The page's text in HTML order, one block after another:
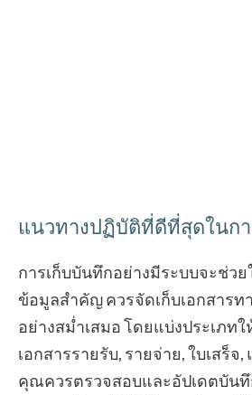
แนวทางปฏิบัติที่ดีที่สุดในก
การเก็บบันทึกอย่างมีระบบจะช่ว
ข้อมูลสำคัญ ควรจัดเก็บเอกสารท
อย่างสม่ำเสมอ โดยแบ่งประเภทใ
เอกสารรายรับ, รายจ่าย, ใบเสร็จ
คุณควรตรวจสอบและอัปเดตบันทึ